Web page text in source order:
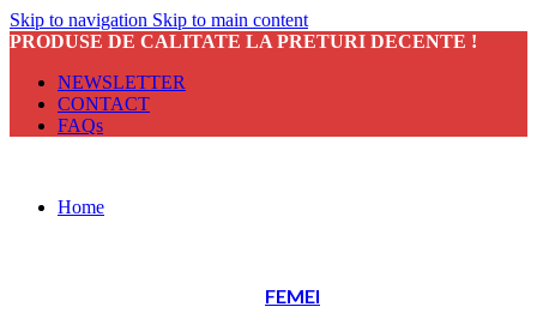
Skip to navigation Skip to main content
PRODUSE DE CALITATE LA PRETURI DECENTE !
NEWSLETTER
CONTACT
FAQs
Home
FEMEI